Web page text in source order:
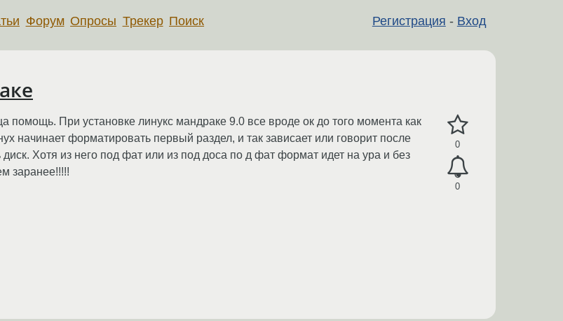
Регистрация - Вход
Форум Опросы Трекер Поиск
0
0
При установке линукс мандраке 9.0 все вроде ок до того момента как
начинает форматировать первый раздел, и так зависает или говорит после
Хотя из него под фат или из под доса по д фат формат идет на ура и без
заранее!!!!!